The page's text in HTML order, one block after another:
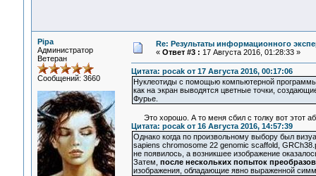
Pipa
Администратор
Ветеран
Сообщений: 3660
Re: Результаты информационного
« Ответ #3 : 17 Августа 2016, 01:28:33 »
Цитата: pocak от 17 Августа 2016, 00:17:06
Нуклеотиды с помощью компьютерной
как на экран выводятся цветные точки,
Фурье.
Это хорошо. А то меня сбил с толку вот этот
Цитата: pocak от 16 Августа 2016, 14:57:39
Однако когда по произвольному выбору был
sapiens chromosome 22 genomic scaffold,
не появилось, а возникшее изображение
Затем, после нескольких попыток
изображения, обладающие явно выраженной